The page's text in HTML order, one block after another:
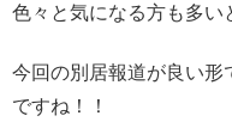
色々と気になる方も多い
今回の別居報道が良い形
ですね！！